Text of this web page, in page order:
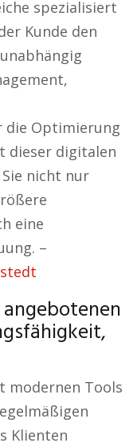
spezialisiert
Kunde den
die Optimierung
dieser digitalen
nicht nur
eine
–
modernen Tools
Klienten